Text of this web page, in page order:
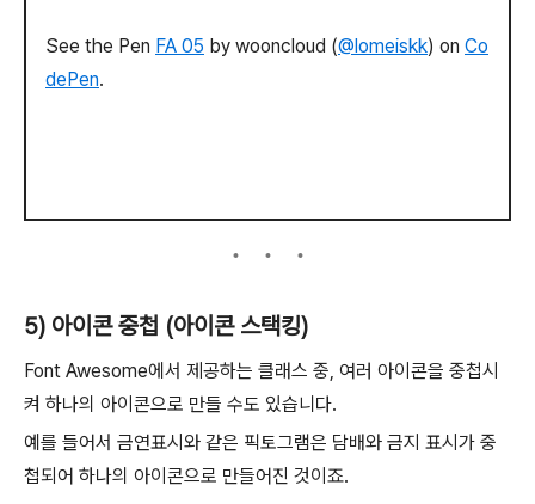
See the Pen FA 05 by wooncloud (@lomeiskk) on Co
dePen.
5) 아이콘 중첩 (아이콘 스택킹)
Font Awesome에서 제공하는 클래스 중, 여러 아이콘을 중첩시
켜 하나의 아이콘으로 만들 수도 있습니다.
예를 들어서 금연표시와 같은 픽토그램은 담배와 금지 표시가 중
첩되어 하나의 아이콘으로 만들어진 것이죠.